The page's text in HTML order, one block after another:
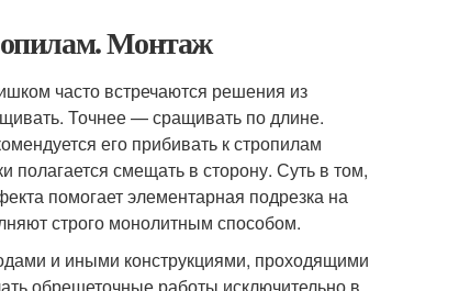
Монтаж
часто встречаются решения из
Точнее — сращивать по длине.
его прибивать к стропилам
смещать в сторону. Суть в том,
помогает элементарная подрезка на
строго монолитным способом.
и иными конструкциями, проходящими